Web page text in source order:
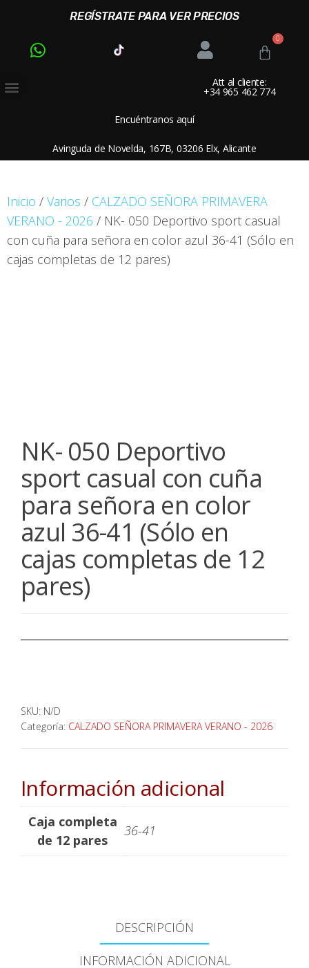
REGÍSTRATE PARA VER PRECIOS
Att al cliente:
+34 965 462 774
Encuéntranos aquí
Avinguda de Novelda, 167B, 03206 Elx, Alicante
Inicio / Varios / CALZADO SEÑORA PRIMAVERA
VERANO - 2026 / NK- 050 Deportivo sport casual
con cuña para señora en color azul 36-41 (Sólo en
cajas completas de 12 pares)
NK- 050 Deportivo
sport casual con cuña
para señora en color
azul 36-41 (Sólo en
cajas completas de 12
pares)
SKU: N/D
Categoría: CALZADO SEÑORA PRIMAVERA VERANO - 2026
Información adicional
Caja completa
de 12 pares
36-41
DESCRIPCIÓN
INFORMACIÓN ADICIONAL